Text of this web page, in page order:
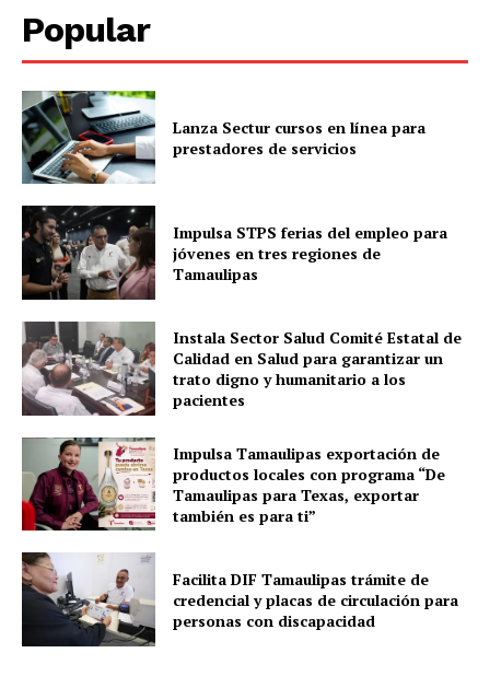
Popular
Lanza Sectur cursos en línea para
prestadores de servicios
Impulsa STPS ferias del empleo para
jóvenes en tres regiones de
Tamaulipas
Instala Sector Salud Comité Estatal de
Calidad en Salud para garantizar un
trato digno y humanitario a los
pacientes
Impulsa Tamaulipas exportación de
productos locales con programa “De
Tamaulipas para Texas, exportar
también es para ti”
Facilita DIF Tamaulipas trámite de
credencial y placas de circulación para
personas con discapacidad